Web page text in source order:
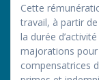
Cette
travail, à partir
la durée
majorations pour
compensatrices